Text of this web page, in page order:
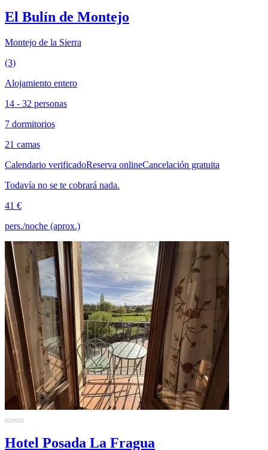
El Bulín de Montejo
Montejo de la Sierra
(3)
Alojamiento entero
14 - 32 personas
7 dormitorios
21 camas
Calendario verificadoReserva onlineCancelación gratuita
Todavía no se te cobrará nada.
41 €
pers./noche (aprox.)
Hotel Posada La Fragua